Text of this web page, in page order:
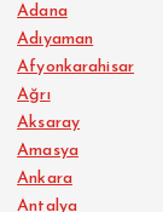
Adana
Adıyaman
Afyonkarahisar
Ağrı
Aksaray
Amasya
Ankara
Antalya